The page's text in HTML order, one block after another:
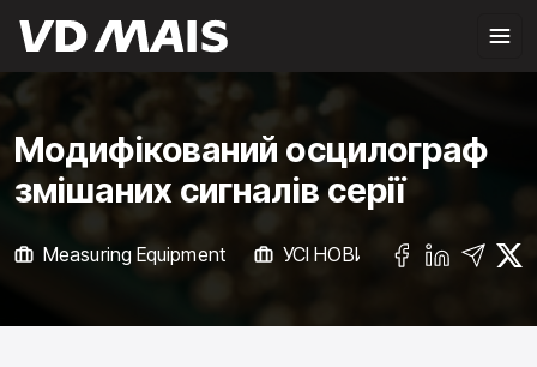
Модифікований осцилограф
змішаних сигналів серії
Measuring Equipment УСІ НОВИНИ